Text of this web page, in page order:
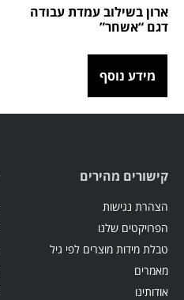
ארון בשילוב עמדת עבודה
דגם “אשחר”
מידע נוסף
קישורים מהירים
הצהרת נגישות
הפרויקטים שלנו
טבלת מידות מוצרים לפי גיל
מאמרים
אודותינו